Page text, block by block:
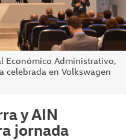
Económico Administrativo,
celebrada en Volkswagen
y AIN
jornada